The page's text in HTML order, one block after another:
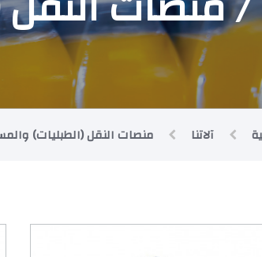
آلاتنا منصات النقل (الطبليات)